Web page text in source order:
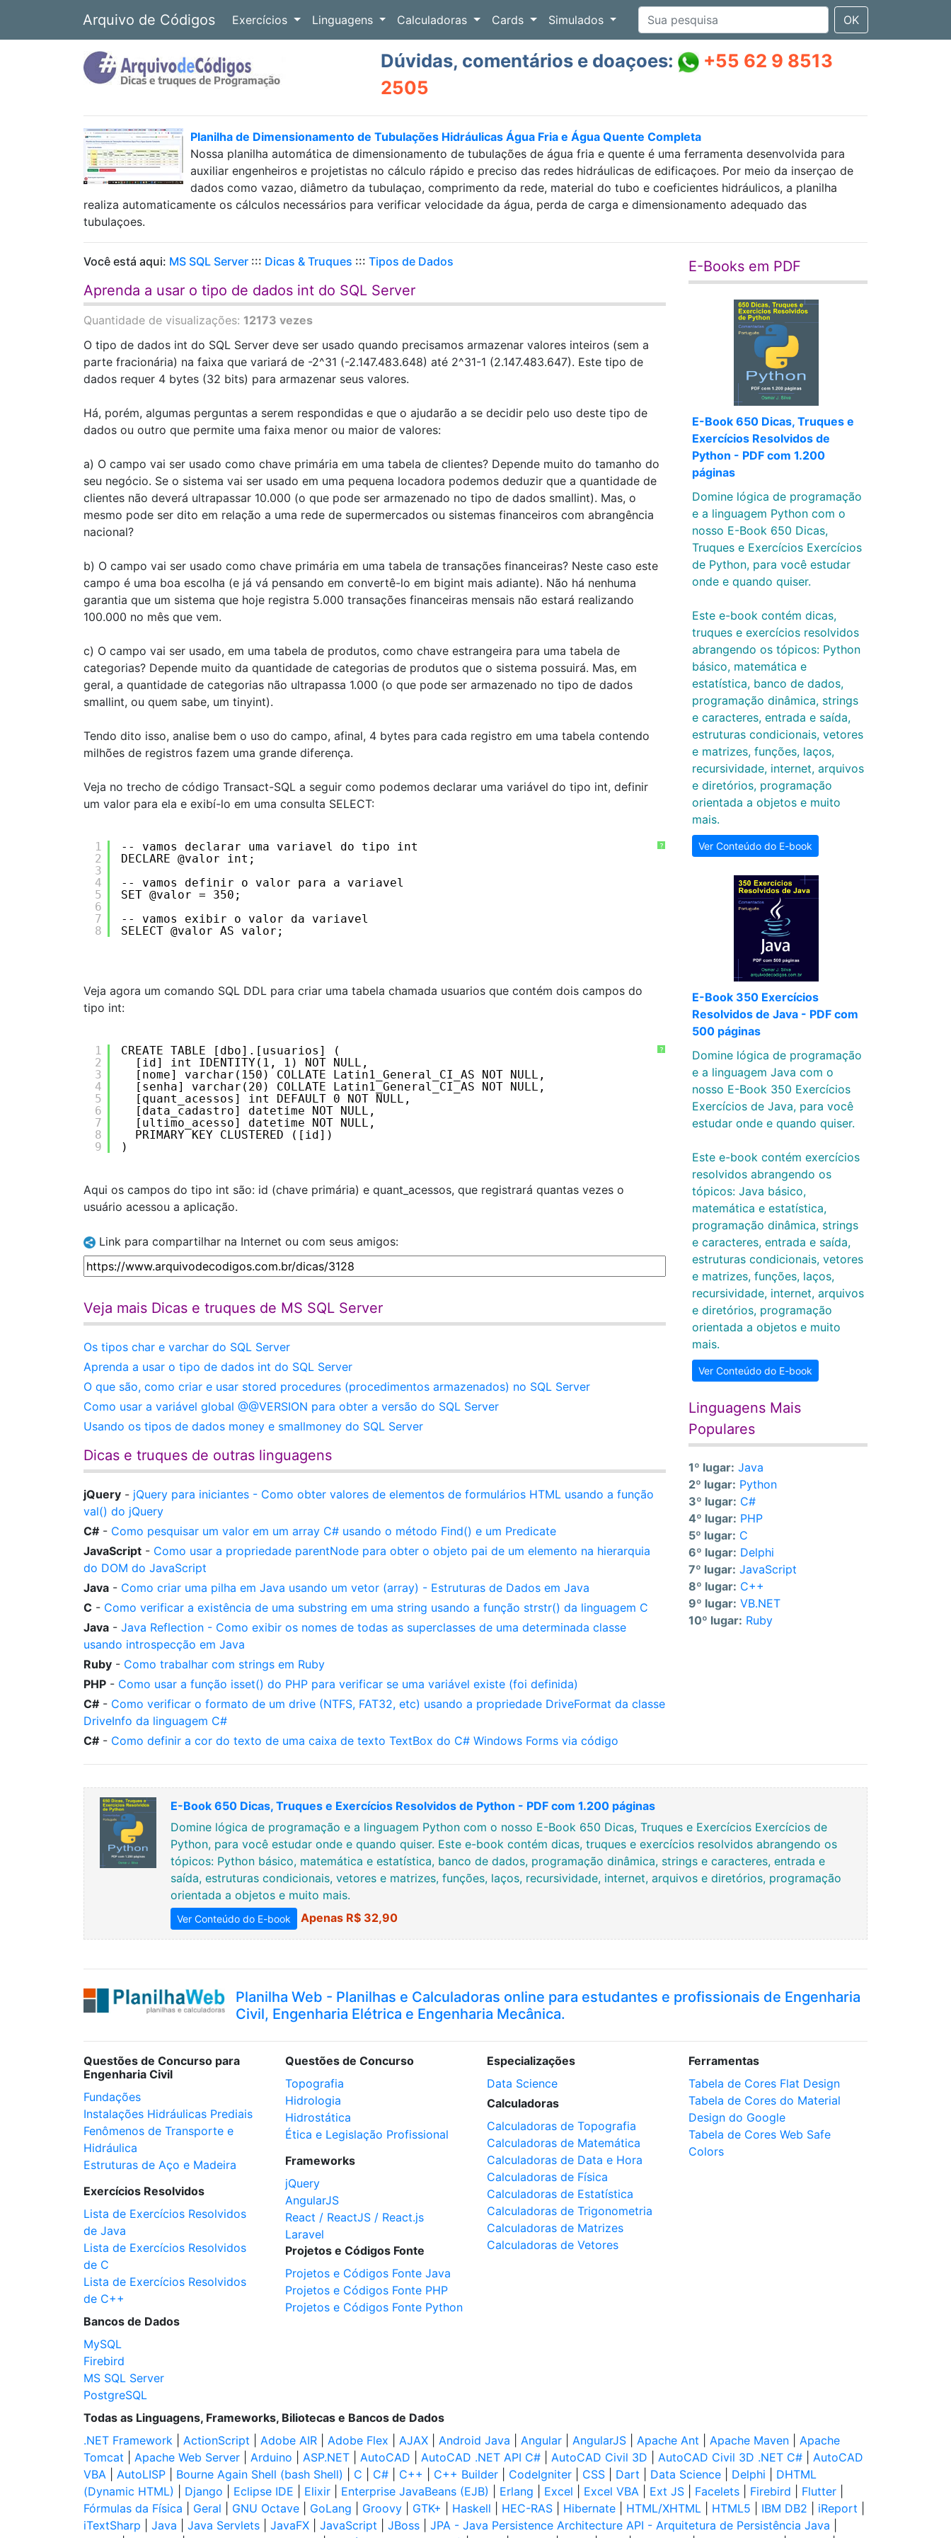
Arquivo de Códigos Exercícios Linguagens Calculadoras Cards Simulados OK
Dúvidas, comentários e doaçoes:
+55 62 9 8513
2505
Planilha de Dimensionamento de Tubulações Hidráulicas Água Fria e Água Quente Completa
Nossa planilha automática de dimensionamento de tubulações de água fria e quente é uma ferramenta desenvolvida para
auxiliar engenheiros e projetistas no cálculo rápido e preciso das redes hidráulicas de edificaçoes. Por meio da inserçao de
dados como vazao, diâmetro da tubulaçao, comprimento da rede, material do tubo e coeficientes hidráulicos, a planilha
realiza automaticamente os cálculos necessários para verificar velocidade da água, perda de carga e dimensionamento adequado das
tubulaçoes.
Você está aqui: MS SQL Server ::: Dicas & Truques ::: Tipos de Dados
Aprenda a usar o tipo de dados int do SQL Server
Quantidade de visualizações: 12173 vezes
O tipo de dados int do SQL Server deve ser usado quando precisamos armazenar valores inteiros (sem a
parte fracionária) na faixa que variará de -2^31 (-2.147.483.648) até 2^31-1 (2.147.483.647). Este tipo de
dados requer 4 bytes (32 bits) para armazenar seus valores.
Há, porém, algumas perguntas a serem respondidas e que o ajudarão a se decidir pelo uso deste tipo de
dados ou outro que permite uma faixa menor ou maior de valores:
a) O campo vai ser usado como chave primária em uma tabela de clientes? Depende muito do tamanho do
seu negócio. Se o sistema vai ser usado em uma pequena locadora podemos deduzir que a quantidade de
clientes não deverá ultrapassar 10.000 (o que pode ser armazenado no tipo de dados smallint). Mas, o
mesmo pode ser dito em relação a uma rede de supermercados ou sistemas financeiros com abrangência
nacional?
b) O campo vai ser usado como chave primária em uma tabela de transações financeiras? Neste caso este
campo é uma boa escolha (e já vá pensando em convertê-lo em bigint mais adiante). Não há nenhuma
garantia que um sistema que hoje registra 5.000 transações financeiras mensais não estará realizando
100.000 no mês que vem.
c) O campo vai ser usado, em uma tabela de produtos, como chave estrangeira para uma tabela de
categorias? Depende muito da quantidade de categorias de produtos que o sistema possuirá. Mas, em
geral, a quantidade de categorias não ultrapassa 1.000 (o que pode ser armazenado no tipo de dados
smallint, ou quem sabe, um tinyint).
Tendo dito isso, analise bem o uso do campo, afinal, 4 bytes para cada registro em uma tabela contendo
milhões de registros fazem uma grande diferença.
Veja no trecho de código Transact-SQL a seguir como podemos declarar uma variável do tipo int, definir
um valor para ela e exibí-lo em uma consulta SELECT:
?
1
2
3
4
5
6
7
8
-- vamos declarar uma variavel do tipo int
DECLARE @valor int;
-- vamos definir o valor para a variavel
SET @valor = 350;
-- vamos exibir o valor da variavel
SELECT @valor AS valor;
Veja agora um comando SQL DDL para criar uma tabela chamada usuarios que contém dois campos do
tipo int:
?
1
2
3
4
5
6
7
8
9
CREATE TABLE [dbo].[usuarios] (
[id] int IDENTITY(1, 1) NOT NULL,
[nome] varchar(150) COLLATE Latin1_General_CI_AS NOT NULL,
[senha] varchar(20) COLLATE Latin1_General_CI_AS NOT NULL,
[quant_acessos] int DEFAULT 0 NOT NULL,
[data_cadastro] datetime NOT NULL,
[ultimo_acesso] datetime NOT NULL,
PRIMARY KEY CLUSTERED ([id])
)
Aqui os campos do tipo int são: id (chave primária) e quant_acessos, que registrará quantas vezes o
usuário acessou a aplicação.
Link para compartilhar na Internet ou com seus amigos:
Veja mais Dicas e truques de MS SQL Server
Os tipos char e varchar do SQL Server
Aprenda a usar o tipo de dados int do SQL Server
O que são, como criar e usar stored procedures (procedimentos armazenados) no SQL Server
Como usar a variável global @@VERSION para obter a versão do SQL Server
Usando os tipos de dados money e smallmoney do SQL Server
Dicas e truques de outras linguagens
jQuery - jQuery para iniciantes - Como obter valores de elementos de formulários HTML usando a função
val() do jQuery
C# - Como pesquisar um valor em um array C# usando o método Find() e um Predicate
JavaScript - Como usar a propriedade parentNode para obter o objeto pai de um elemento na hierarquia
do DOM do JavaScript
Java - Como criar uma pilha em Java usando um vetor (array) - Estruturas de Dados em Java
C - Como verificar a existência de uma substring em uma string usando a função strstr() da linguagem C
Java - Java Reflection - Como exibir os nomes de todas as superclasses de uma determinada classe
usando introspecção em Java
Ruby - Como trabalhar com strings em Ruby
PHP - Como usar a função isset() do PHP para verificar se uma variável existe (foi definida)
C# - Como verificar o formato de um drive (NTFS, FAT32, etc) usando a propriedade DriveFormat da classe
DriveInfo da linguagem C#
C# - Como definir a cor do texto de uma caixa de texto TextBox do C# Windows Forms via código
E-Books em PDF
E-Book 650 Dicas, Truques e
Exercícios Resolvidos de
Python - PDF com 1.200
páginas
Domine lógica de programação
e a linguagem Python com o
nosso E-Book 650 Dicas,
Truques e Exercícios Exercícios
de Python, para você estudar
onde e quando quiser.
Este e-book contém dicas,
truques e exercícios resolvidos
abrangendo os tópicos: Python
básico, matemática e
estatística, banco de dados,
programação dinâmica, strings
e caracteres, entrada e saída,
estruturas condicionais, vetores
e matrizes, funções, laços,
recursividade, internet, arquivos
e diretórios, programação
orientada a objetos e muito
mais.
Ver Conteúdo do E-book
E-Book 350 Exercícios
Resolvidos de Java - PDF com
500 páginas
Domine lógica de programação
e a linguagem Java com o
nosso E-Book 350 Exercícios
Exercícios de Java, para você
estudar onde e quando quiser.
Este e-book contém exercícios
resolvidos abrangendo os
tópicos: Java básico,
matemática e estatística,
programação dinâmica, strings
e caracteres, entrada e saída,
estruturas condicionais, vetores
e matrizes, funções, laços,
recursividade, internet, arquivos
e diretórios, programação
orientada a objetos e muito
mais.
Ver Conteúdo do E-book
Linguagens Mais
Populares
1º lugar: Java
2º lugar: Python
3º lugar: C#
4º lugar: PHP
5º lugar: C
6º lugar: Delphi
7º lugar: JavaScript
8º lugar: C++
9º lugar: VB.NET
10º lugar: Ruby
E-Book 650 Dicas, Truques e Exercícios Resolvidos de Python - PDF com 1.200 páginas
Domine lógica de programação e a linguagem Python com o nosso E-Book 650 Dicas, Truques e Exercícios Exercícios de
Python, para você estudar onde e quando quiser. Este e-book contém dicas, truques e exercícios resolvidos abrangendo os
tópicos: Python básico, matemática e estatística, banco de dados, programação dinâmica, strings e caracteres, entrada e
saída, estruturas condicionais, vetores e matrizes, funções, laços, recursividade, internet, arquivos e diretórios, programação
orientada a objetos e muito mais.
Ver Conteúdo do E-book Apenas R$ 32,90
Planilha Web - Planilhas e Calculadoras online para estudantes e profissionais de Engenharia
Civil, Engenharia Elétrica e Engenharia Mecânica.
Questões de Concurso para
Engenharia Civil
Fundações
Instalações Hidráulicas Prediais
Fenômenos de Transporte e
Hidráulica
Estruturas de Aço e Madeira
Exercícios Resolvidos
Lista de Exercícios Resolvidos
de Java
Lista de Exercícios Resolvidos
de C
Lista de Exercícios Resolvidos
de C++
Bancos de Dados
MySQL
Firebird
MS SQL Server
PostgreSQL
Questões de Concurso
Topografia
Hidrologia
Hidrostática
Ética e Legislação Profissional
Frameworks
jQuery
AngularJS
React / ReactJS / React.js
Laravel
Projetos e Códigos Fonte
Projetos e Códigos Fonte Java
Projetos e Códigos Fonte PHP
Projetos e Códigos Fonte Python
Especializações
Data Science
Calculadoras
Calculadoras de Topografia
Calculadoras de Matemática
Calculadoras de Data e Hora
Calculadoras de Física
Calculadoras de Estatística
Calculadoras de Trigonometria
Calculadoras de Matrizes
Calculadoras de Vetores
Ferramentas
Tabela de Cores Flat Design
Tabela de Cores do Material
Design do Google
Tabela de Cores Web Safe
Colors
Todas as Linguagens, Frameworks, Biliotecas e Bancos de Dados
.NET Framework
ActionScript Adobe AIR Adobe Flex AJAX Android Java Angular AngularJS Apache Ant Apache Maven
Apache
Tomcat
Apache Web Server Arduino ASP.NET AutoCAD AutoCAD .NET API C# AutoCAD Civil 3D AutoCAD Civil 3D .NET C#
AutoCAD
VBA
AutoLISP Bourne Again Shell (bash Shell) C C# C++ C++ Builder CodeIgniter CSS Dart Data Science Delphi
DHTML
(Dynamic HTML)
Django Eclipse IDE Elixir Enterprise JavaBeans (EJB) Erlang Excel Excel VBA Ext JS Facelets Firebird Flutter
Fórmulas da Física
Geral GNU Octave GoLang Groovy GTK+ Haskell HEC-RAS Hibernate HTML/XHTML HTML5 IBM DB2 iReport
iTextSharp
Java Java Servlets JavaFX JavaScript JBoss JPA - Java Persistence Architecture API - Arquitetura de Persistência Java